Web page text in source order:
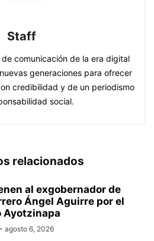
Staff
de comunicación de la era digital
generaciones para ofrecer
credibilidad y de un periodismo
social.
relacionados
al exgobernador de
Ángel Aguirre por el
Ayotzinapa
- agosto 6, 2026